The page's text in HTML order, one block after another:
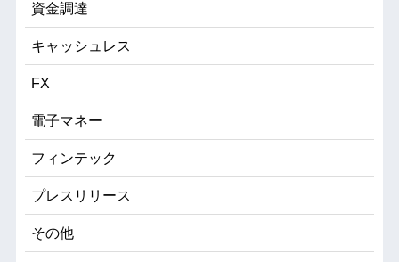
資金調達
キャッシュレス
FX
電子マネー
フィンテック
プレスリリース
その他